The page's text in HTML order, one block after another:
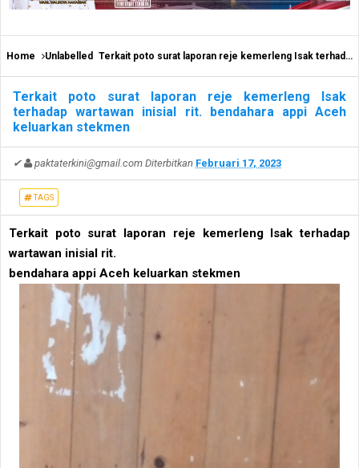
Home Unlabelled Terkait poto surat laporan reje kemerleng Isak terhadap wartawan inisial rit. bendahara appi Aceh keluarkan stekmen
Terkait poto surat laporan reje kemerleng Isak
terhadap wartawan inisial rit. bendahara appi Aceh
keluarkan stekmen
✔ paktaterkini@gmail.com Diterbitkan Februari 17, 2023
TAGS
Terkait poto surat laporan reje kemerleng Isak terhadap
wartawan inisial rit.
bendahara appi Aceh keluarkan stekmen